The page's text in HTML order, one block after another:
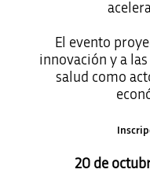
El evento
innovación y a
salud como
20 de